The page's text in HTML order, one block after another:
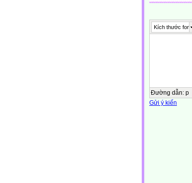
Kích thước font
Đường dẫn: p
Gửi ý kiến